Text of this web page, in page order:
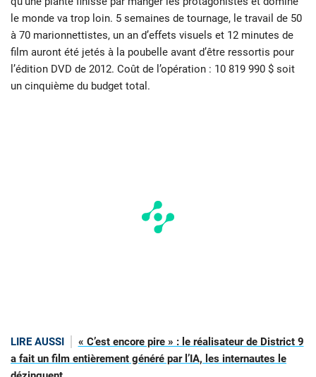
le monde va trop loin. 5 semaines de tournage, le travail de 50
à 70 marionnettistes, un an d’effets visuels et 12 minutes de
film auront été jetés à la poubelle avant d’être ressortis pour
l’édition DVD de 2012. Coût de l’opération : 10 819 990 $ soit
un cinquième du budget total.
LIRE AUSSI
« C’est encore pire » : le réalisateur de District 9
a fait un film entièrement généré par l’IA, les internautes le